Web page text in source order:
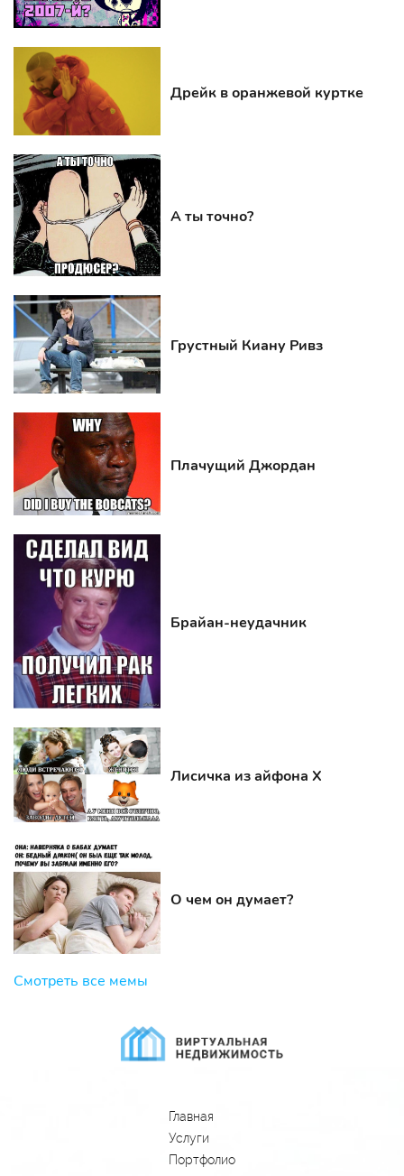
Дрейк в оранжевой куртке
А ты точно?
Грустный Киану Ривз
Плачущий Джордан
Брайан-неудачник
Лисичка из айфона Х
О чем он думает?
Смотреть все мемы
Главная
Услуги
Портфолио